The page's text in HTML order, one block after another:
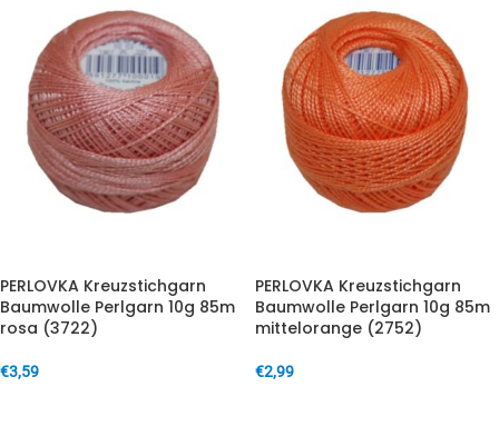
PERLOVKA Kreuzstichgarn
Baumwolle Perlgarn 10g 85m
rosa (3722)
€3,59
PERLOVKA Kreuzstichgarn
Baumwolle Perlgarn 10g 85m
mittelorange (2752)
€2,99